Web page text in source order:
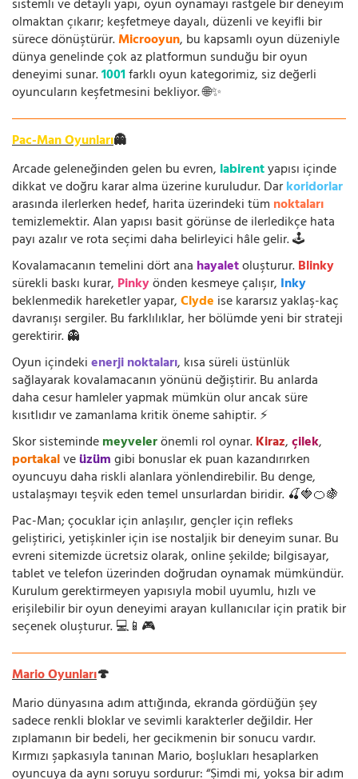
sistemli ve detaylı yapı, oyun oynamayı rastgele bir deneyim
olmaktan çıkarır; keşfetmeye dayalı, düzenli ve keyifli bir
sürece dönüştürür.Microoyun, bu kapsamlı oyun düzeniyle
dünya genelinde çok az platformun sunduğu bir oyun
deneyimi sunar.1001farklı oyun kategorimiz, siz değerli
oyuncuların keşfetmesini bekliyor. 🌐✨
Pac-Man Oyunları👻
Arcade geleneğinden gelen bu evren, labirentyapısı içinde
dikkat ve doğru karar alma üzerine kuruludur. Darkoridorlar
arasında ilerlerken hedef, harita üzerindeki tüm noktaları
temizlemektir. Alan yapısı basit görünse de ilerledikçe hata
payı azalır ve rota seçimi daha belirleyici hâle gelir. 🕹️
Kovalamacanın temelini dört ana hayaletoluşturur.Blinky
sürekli baskı kurar, Pinkyönden kesmeye çalışır, Inky
beklenmedik hareketler yapar,Clyde ise kararsız yaklaş-kaç
davranışı sergiler. Bu farklılıklar, her bölümde yeni bir strateji
gerektirir. 👻
Oyun içindekienerji noktaları, kısa süreli üstünlük
sağlayarak kovalamacanın yönünü değiştirir. Bu anlarda
daha cesur hamleler yapmak mümkün olur ancak süre
kısıtlıdır ve zamanlama kritik öneme sahiptir. ⚡
Skor sistemindemeyvelerönemli rol oynar.Kiraz,çilek,
portakalveüzümgibi bonuslar ek puan kazandırırken
oyuncuyu daha riskli alanlara yönlendirebilir. Bu denge,
ustalaşmayı teşvik eden temel unsurlardan biridir. 🍒🍓🍊🍇
Pac-Man; çocuklar için anlaşılır, gençler için refleks
geliştirici, yetişkinler için ise nostaljik bir deneyim sunar. Bu
evreni sitemizde ücretsiz olarak, online şekilde; bilgisayar,
tablet ve telefon üzerinden doğrudan oynamak mümkündür.
Kurulum gerektirmeyen yapısıyla mobil uyumlu, hızlı ve
erişilebilir bir oyun deneyimi arayan kullanıcılar için pratik bir
seçenek oluşturur. 💻📱🎮
Mario Oyunları🍄
Mario dünyasına adım attığında, ekranda gördüğün şey
sadece renkli bloklar ve sevimli karakterler değildir. Her
zıplamanın bir bedeli, her gecikmenin bir sonucu vardır.
Kırmızı şapkasıyla tanınan Mario, boşlukları hesaplarken